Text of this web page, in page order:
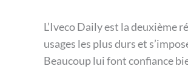
L’Iveco Daily est la deuxième
usages les plus durs et
Beaucoup lui font confiance